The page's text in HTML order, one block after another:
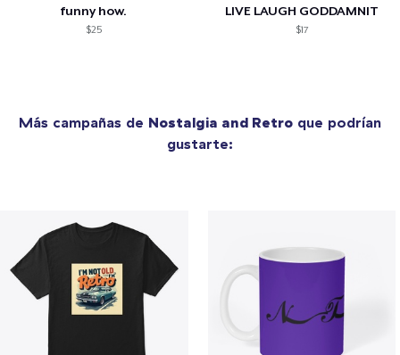
funny how.
$25
LIVE LAUGH GODDAMNIT
$17
Más campañas de Nostalgia and Retro que podrían
gustarte: